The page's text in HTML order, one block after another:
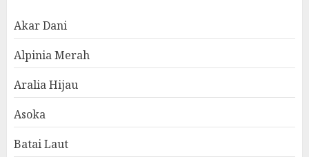
Akar Dani
Alpinia Merah
Aralia Hijau
Asoka
Batai Laut